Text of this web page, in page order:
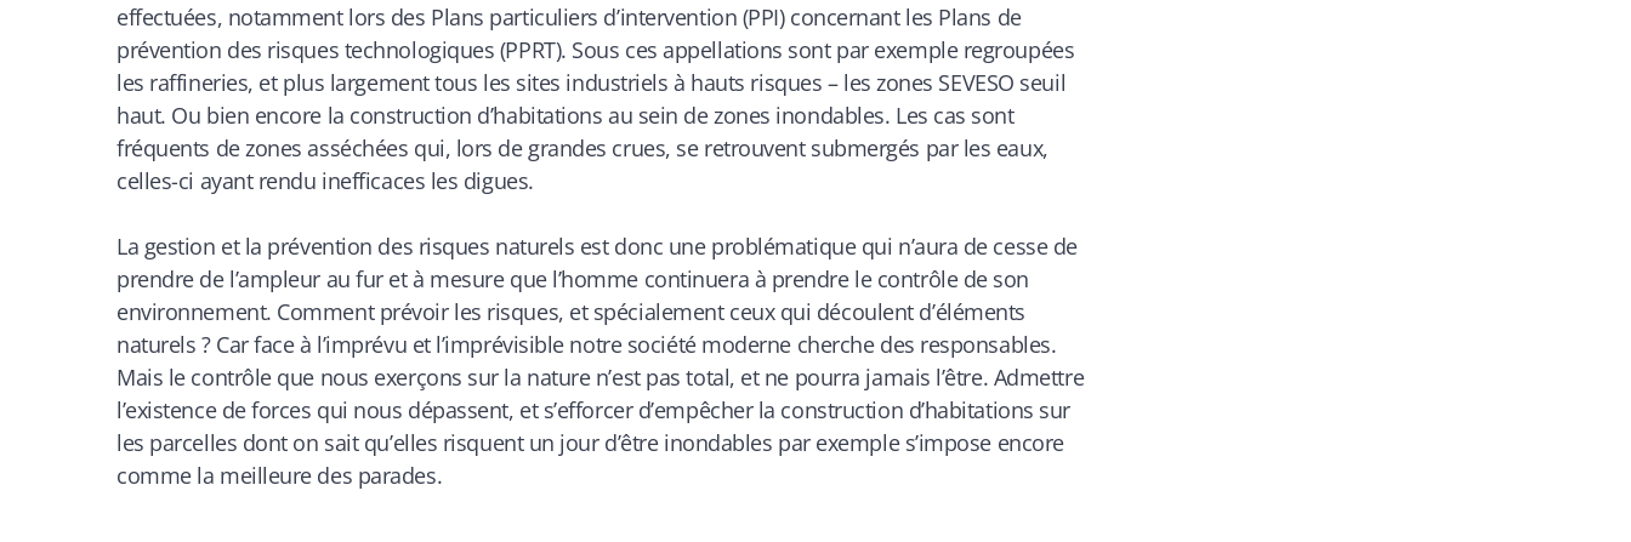
effectuées, notamment lors des Plans particuliers d’intervention (PPI) concernant les Plans de
prévention des risques technologiques (PPRT). Sous ces appellations sont par exemple regroupées
les raffineries, et plus largement tous les sites industriels à hauts risques – les zones SEVESO seuil
haut. Ou bien encore la construction d’habitations au sein de zones inondables. Les cas sont
fréquents de zones asséchées qui, lors de grandes crues, se retrouvent submergés par les eaux,
celles-ci ayant rendu inefficaces les digues.
La gestion et la prévention des risques naturels est donc une problématique qui n’aura de cesse de
prendre de l’ampleur au fur et à mesure que l’homme continuera à prendre le contrôle de son
environnement. Comment prévoir les risques, et spécialement ceux qui découlent d’éléments
naturels ? Car face à l’imprévu et l’imprévisible notre société moderne cherche des responsables.
Mais le contrôle que nous exerçons sur la nature n’est pas total, et ne pourra jamais l’être. Admettre
l’existence de forces qui nous dépassent, et s’efforcer d’empêcher la construction d’habitations sur
les parcelles dont on sait qu’elles risquent un jour d’être inondables par exemple s’impose encore
comme la meilleure des parades.